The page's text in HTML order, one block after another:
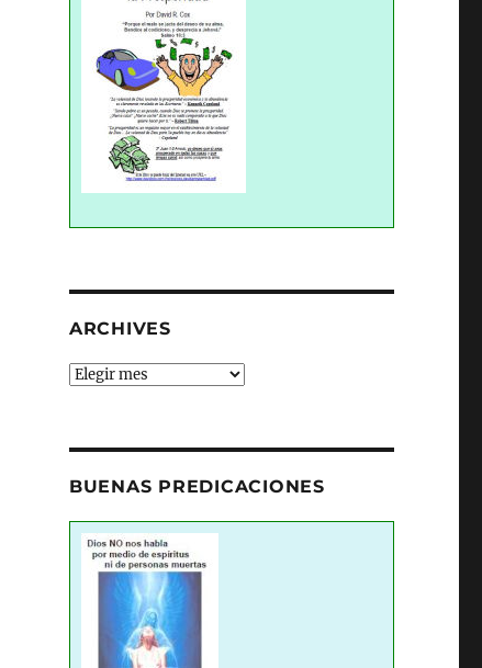
ARCHIVES
Archives
BUENAS PREDICACIONES